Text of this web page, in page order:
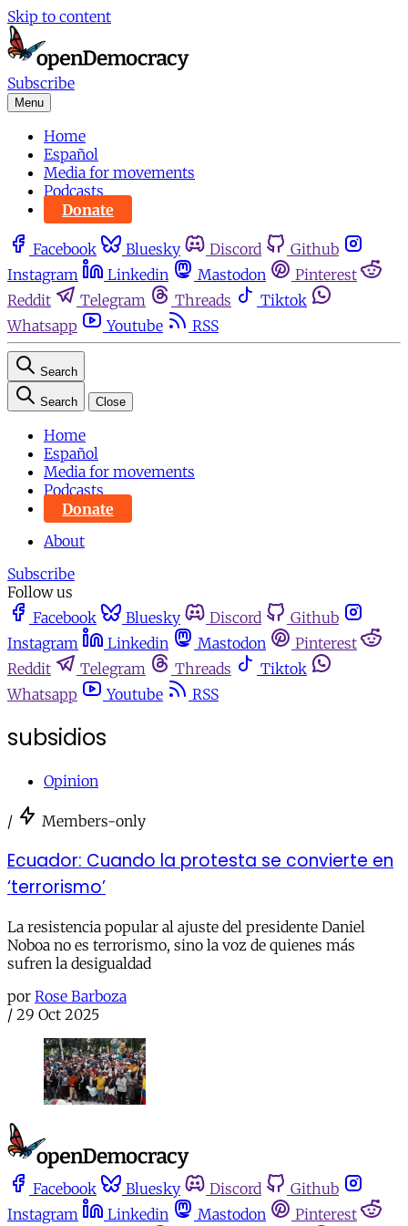
Skip to content
Subscribe
Menu
Home
Español
Media for movements
Podcasts
Donate
Facebook Bluesky Discord
Github
Instagram
Linkedin Mastodon
Pinterest
Reddit
Telegram Threads
Tiktok
Whatsapp
Youtube RSS
Search
Search Close
Home
Español
Media for movements
Podcasts
Donate
About
Subscribe
Follow us
Facebook
Bluesky Discord
Github
Instagram
Linkedin Mastodon
Pinterest
Reddit
Telegram Threads
Tiktok
Whatsapp
Youtube RSS
subsidios
Opinion
/ Members-only
Ecuador: Cuando la protesta se convierte en
‘terrorismo’
La resistencia popular al ajuste del presidente Daniel
Noboa no es terrorismo, sino la voz de quienes más
sufren la desigualdad
por Rose Barboza
/ 29 Oct 2025
Facebook Bluesky Discord
Github
Instagram
Linkedin Mastodon Pinterest